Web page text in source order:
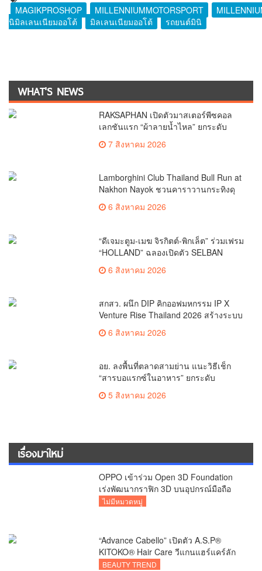
MAGIKPROSHOP MILLENNIUMMOTORSPORT
นิมิลเลนเนียมออโต้
มิลเลนเนียมออโต้ รถยนต์มินิ
WHAT'S NEWS
RAKSAPHAN เปิดตัวมาสเตอร์พีซคอล
เลกชันแรก “ผ้าลายน้ำไหล” ยกระดับ
ภูมิปัญญาท้องถิ่นสู่งานศิลป์ระดับสากล
7 สิงหาคม 2026
Lamborghini Club Thailand Bull Run at
Nakhon Nayok ชวนคาราวานกระทิงดุ
สัมผัสธรรมชาติเมืองรอง ณ นครนายก
6 สิงหาคม 2026
“ดีเจมะตูม-เมฆ จิรกิตต์-พิกเล็ต” ร่วมเฟรม
“HOLLAND” ฉลองเปิดตัว SELBAN
เกาหลี
6 สิงหาคม 2026
สกสว. ผนึก DIP คิกออฟมหกรรม IP X
Venture Rise Thailand 2026 สร้างระบบ
กองทุน ววน. เพิ่มคุณค่างานวิจัยไทย
6 สิงหาคม 2026
อย. ลงพื้นที่ตลาดสามย่าน แนะวิธีเช็ก
“สารบอแรกซ์ในอาหาร” ยกระดับ
ตลาดสดปลอดภัยเพื่อผู้บริโภค
5 สิงหาคม 2026
เรื่องมาใหม่
OPPO เข้าร่วม Open 3D Foundation
เร่งพัฒนากราฟิก 3D บนอุปกรณ์มือถือ
ไม่มีหมวดหมู่
“Advance Cabello” เปิดตัว A.S.P®
KITOKO® Hair Care วีแกนแฮร์แคร์ลัก
ชัวรีจากอังกฤษ ยกระดับการดูแลเส้นผม
BEAUTY TREND